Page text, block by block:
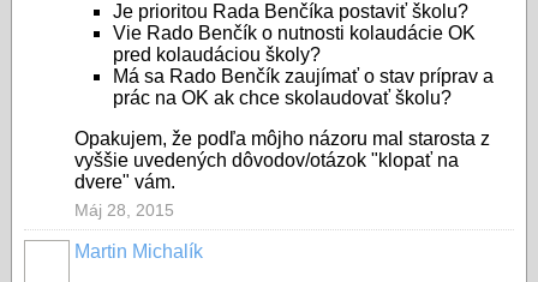
Je prioritou Rada Benčíka postaviť školu?
Vie Rado Benčík o nutnosti kolaudácie OK
pred kolaudáciou školy?
Má sa Rado Benčík zaujímať o stav príprav a
prác na OK ak chce skolaudovať školu?
Opakujem, že podľa môjho názoru mal starosta z
vyššie uvedených dôvodov/otázok "klopať na
dvere" vám.
Máj 28, 2015
Martin Michalík